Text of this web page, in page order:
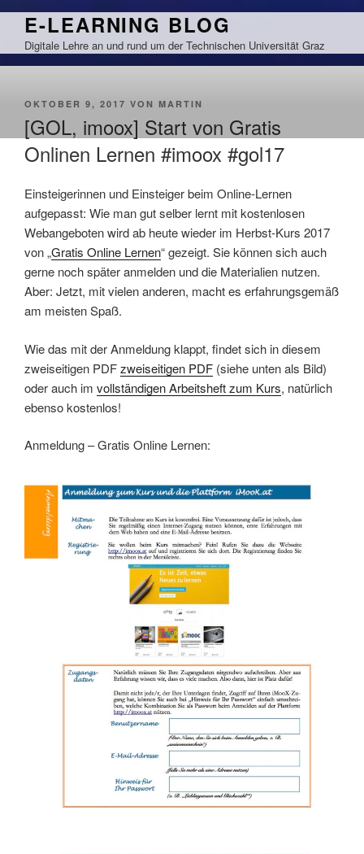
Zum
springen
E-LEARNING BLOG
Digitale Lehre an und rund um der Technischen Universität Graz
VERÖFFENTLICHT
OKTOBER 9, 2017 VON MARTIN
[GOL, imoox] Start von Gratis
Onlinen Lernen #imoox #gol17
Einsteigerinnen und Einsteiger beim Online-Lernen
aufgepasst: Wie man gut selber lernt mit kostenlosen
Webangeboten wird ab heute wieder im Herbst-Kurs 2017
von „Gratis Online Lernen“ gezeigt. Sie können sich auch
gerne noch später anmelden und die Materialien nutzen.
Aber: Jetzt, mit vielen anderen, macht es erfahrungsgemäß
am meisten Spaß.
Wie das mit der Anmeldung klappt, findet sich in diesem
zweiseitigen PDFzweiseitigen PDF (siehe unten als Bild)
oder auch im vollständigen Arbeitsheft zum Kurs, natürlich
ebenso kostenlos!
Anmeldung – Gratis Online Lernen: